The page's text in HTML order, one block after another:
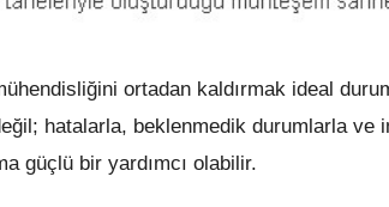
ortadan kaldırmak ideal
hatalarla, beklenmedik durumlarla
güçlü bir yardımcı olabilir.